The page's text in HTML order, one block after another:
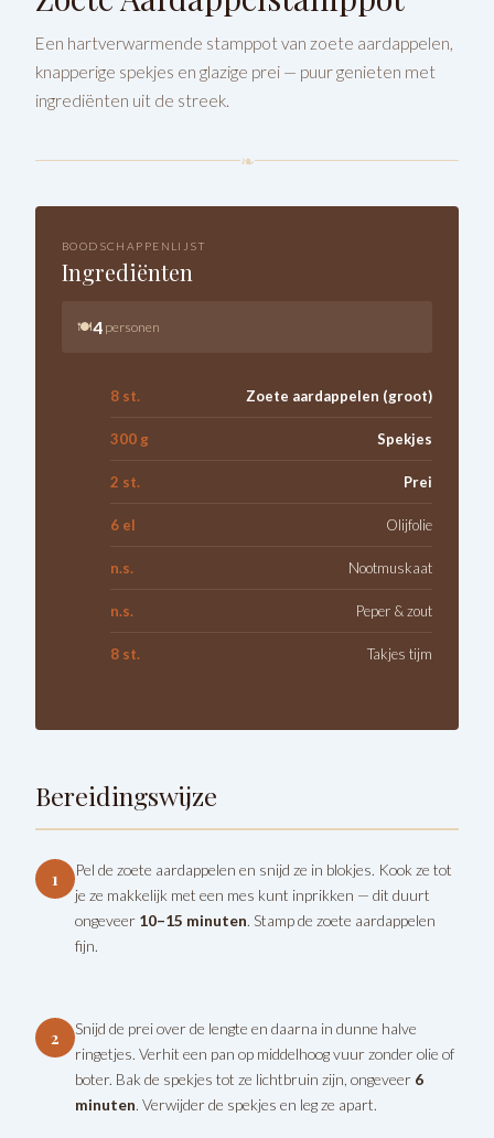
Een hartverwarmende stamppot van zoete aardappelen,
knapperige spekjes en glazige prei — puur genieten met
ingrediënten uit de streek.
❧
BOODSCHAPPENLIJST
Ingrediënten
🍽4personen
8 st. Zoete aardappelen (groot)
300 g Spekjes
2 st. Prei
6 el Olijfolie
n.s. Nootmuskaat
n.s. Peper & zout
8 st. Takjes tijm
Bereidingswijze
1
Pel de zoete aardappelen en snijd ze in blokjes. Kook ze tot
je ze makkelijk met een mes kunt inprikken — dit duurt
ongeveer 10–15 minuten. Stamp de zoete aardappelen
fijn.
2
Snijd de prei over de lengte en daarna in dunne halve
ringetjes. Verhit een pan op middelhoog vuur zonder olie of
boter. Bak de spekjes tot ze lichtbruin zijn, ongeveer 6
minuten. Verwijder de spekjes en leg ze apart.